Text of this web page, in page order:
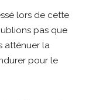
lors de cette
pas que
atténuer la
pour le